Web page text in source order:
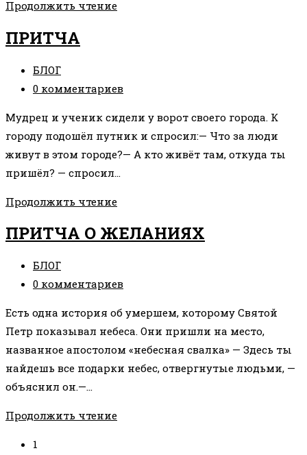
Продолжить чтениеКОГДА
ПРИТЧА
Рубрика
записи:
БЛОГ
Комментарии
записи:
0 комментариев
Мудрец и ученик сидели у ворот своего города. К
городу подошёл путник и спросил:— Что за люди
живут в этом городе?— А кто живёт там, откуда ты
пришёл? — спросил…
Продолжить чтениеПРИТЧА
ПРИТЧА О ЖЕЛАНИЯХ
Рубрика
записи:
БЛОГ
Комментарии
записи:
0 комментариев
Есть одна история об умершем, которому Святой
Петр показывал небеса. Они пришли на место,
названное апостолом «небесная свалка» — Здесь ты
найдешь все подарки небес, отвергнутые людьми, —
объяснил он.—…
Продолжить чтениеПРИТЧА
1